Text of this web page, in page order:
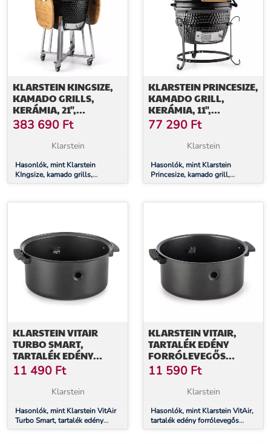
KLARSTEIN KINGSIZE,
KAMADO GRILLS,
KERÁMIA, 21",
FÜSTÖLÉS, LASSÚ
SÜTÉS, ROZSDAMENTES
383 690 Ft
Klarstein
Hasonlók, mint Klarstein
KIngsize, kamado grills,
kerámia, 21", füstölés, lassú
KLARSTEIN PRINCESIZE,
KAMADO GRILL,
KERÁMIA, 11",
FÜSTÖLÉS, BBQ, LASSÚ
SÜTÉS, FEKETE
77 290 Ft
Klarstein
Hasonlók, mint Klarstein
Princesize, kamado grill,
kerámia, 11", füstölés, BBQ,
KLARSTEIN VITAIR
TURBO SMART,
TARTALÉK EDÉNY
FORRÓLEVEGŐS
FRITŐZBE, ACÉL, CERA
PLUS, 750 G
11 490 Ft
Klarstein
Hasonlók, mint Klarstein VitAir
Turbo Smart, tartalék edény
forrólevegős fritőzbe, acél, Cera
KLARSTEIN VITAIR,
TARTALÉK EDÉNY
FORRÓLEVEGŐS
FRITŐZBE, ACÉL,
CERAPLUS, 700G
11 590 Ft
Klarstein
Hasonlók, mint Klarstein VitAir,
tartalék edény forrólevegős
fritőzbe, acél, CeraPlus, 700g